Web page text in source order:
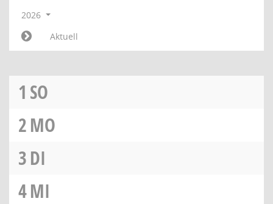
2026
Aktuell
1 SO
2MO
3DI
4MI